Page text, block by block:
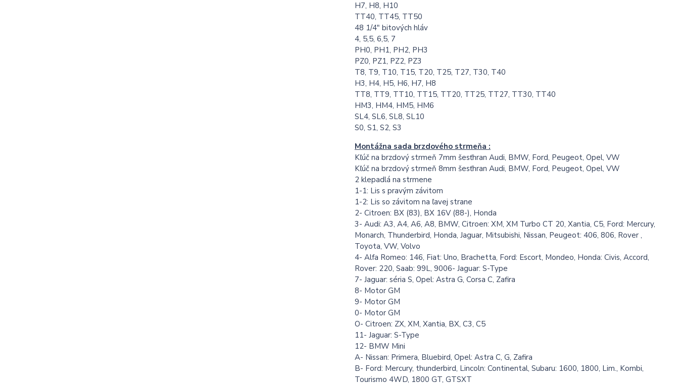
H7, H8, H10
TT40, TT45, TT50
48 1/4" bitových hláv
4, 5,5, 6,5, 7
PH0, PH1, PH2, PH3
PZ0, PZ1, PZ2, PZ3
T8, T9, T10, T15, T20, T25, T27, T30, T40
H3, H4, H5, H6, H7, H8
TT8, TT9, TT10, TT15, TT20, TT25, TT27, TT30, TT40
HM3, HM4, HM5, HM6
SL4, SL6, SL8, SL10
S0, S1, S2, S3
Montážna sada brzdového strmeňa :
Kľúč na brzdový strmeň 7mm šesťhran Audi, BMW, Ford, Peugeot, Opel, VW
Kľúč na brzdový strmeň 8mm šesťhran Audi, BMW, Ford, Peugeot, Opel, VW
2 klepadlá na strmene
1-1: Lis s pravým závitom
1-2: Lis so závitom na ľavej strane
2- Citroen: BX (83), BX 16V (88-), Honda
3- Audi: A3, A4, A6, A8, BMW, Citroen: XM, XM Turbo CT 20, Xantia, C5, Ford: Mercury,
Monarch, Thunderbird, Honda, Jaguar, Mitsubishi, Nissan, Peugeot: 406, 806, Rover ,
Toyota, VW, Volvo
4- Alfa Romeo: 146, Fiat: Uno, Brachetta, Ford: Escort, Mondeo, Honda: Civis, Accord,
Rover: 220, Saab: 99L, 9006- Jaguar: S-Type
7- Jaguar: séria S, Opel: Astra G, Corsa C, Zafira
8- Motor GM
9- Motor GM
0- Motor GM
O- Citroen: ZX, XM, Xantia, BX, C3, C5
11- Jaguar: S-Type
12- BMW Mini
A- Nissan: Primera, Bluebird, Opel: Astra C, G, Zafira
B- Ford: Mercury, thunderbird, Lincoln: Continental, Subaru: 1600, 1800, Lim., Kombi,
Tourismo 4WD, 1800 GT, GTSXT